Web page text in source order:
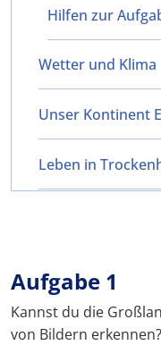
Hilfen zur
Wetter und Klima
Unser Kontinent
Leben in
Aufgabe 1
Kannst du die
von Bildern erkennen?